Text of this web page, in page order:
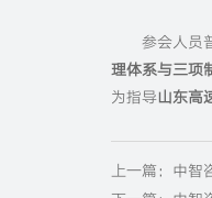
参会人员
理体系与三项
为指导山东高
上一篇：中智